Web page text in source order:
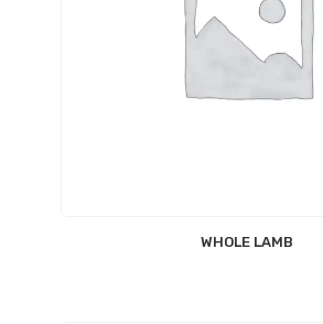
WHOLE LAMB